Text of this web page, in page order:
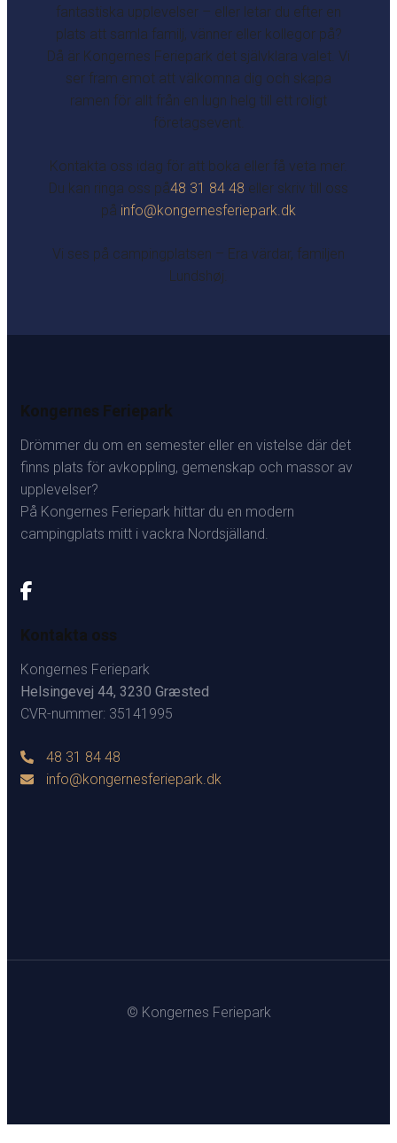
fantastiska upplevelser – eller letar du efter en
plats att samla familj, vänner eller kollegor på?
Då är Kongernes Feriepark det självklara valet. Vi
ser fram emot att välkomna dig och skapa
ramen för allt från en lugn helg till ett roligt
företagsevent.
Kontakta oss idag för att boka eller få veta mer.
Du kan ringa oss på48 31 84 48 eller skriv till oss
på info@kongernesferiepark.dk
Vi ses på campingplatsen – Era värdar, familjen
Lundshøj.
Kongernes Feriepark
Drömmer du om en semester eller en vistelse där det
finns plats för avkoppling, gemenskap och massor av
upplevelser?
På Kongernes Feriepark hittar du en modern
campingplats mitt i vackra Nordsjälland.
Kontakta oss
Kongernes Feriepark
Helsingevej 44, 3230 Græsted
CVR-nummer: 35141995
48 31 84 48
info@kongernesferiepark.dk
© Kongernes Feriepark